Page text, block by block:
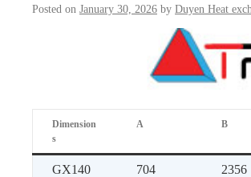
Posted on January 30, 2026 by Duyen Heat
Dimension
s
A B
GX140 704 2356